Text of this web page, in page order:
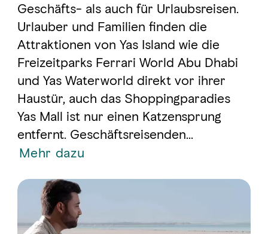
Geschäfts- als auch für Urlaubsreisen.
Urlauber und Familien finden die
Attraktionen von Yas Island wie die
Freizeitparks Ferrari World Abu Dhabi
und Yas Waterworld direkt vor ihrer
Haustür, auch das Shoppingparadies
Yas Mall ist nur einen Katzensprung
entfernt. Geschäftsreisenden...
Mehr dazu